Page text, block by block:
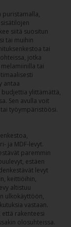
puristamalla,
siitä suositun
tai muihin
tai
jotka
tai
antaa
ylittämättä,
Sen avulla voit
työympäristöösi.
ja MDF-levyt.
paremmin
estäen
levyt
keittiöihin,
altistuu
ulkokäyttöön,
vastaan.
rakenteesi
olosuhteissa.